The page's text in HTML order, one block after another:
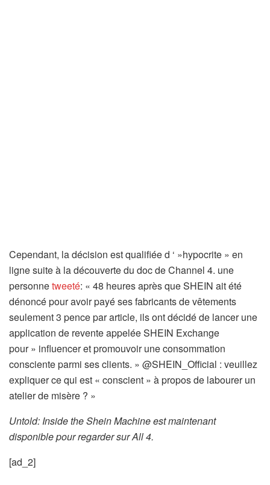
Cependant, la décision est qualifiée d ‘ »hypocrite » en
ligne suite à la découverte du doc ​​de Channel 4. une
personnetweeté: « 48 heures après que SHEIN ait été
dénoncé pour avoir payé ses fabricants de vêtements
seulement 3 pence par article, ils ont décidé de lancer une
application de revente appelée SHEIN Exchange
pour » influencer et promouvoir une consommation
consciente parmi ses clients. » @SHEIN_Official : veuillez
expliquer ce qui est « conscient » à propos de labourer un
atelier de misère ? »
Untold: Inside the Shein Machine est maintenant
disponible pour regarder sur All 4.
[ad_2]